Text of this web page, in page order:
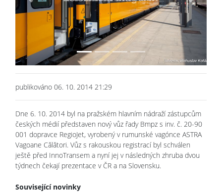
Previous Next
publikováno 06. 10. 2014 21:29
Dne 6. 10. 2014 byl na pražském hlavním nádraží zástupcům
českých médií představen nový vůz řady Bmpz s inv. č. 20-90
001 dopravce RegioJet, vyrobený v rumunské vagónce ASTRA
Vagoane Călători. Vůz s rakouskou registrací byl schválen
ještě před InnoTransem a nyní jej v následných zhruba dvou
týdnech čekají prezentace v ČR a na Slovensku.
Související novinky